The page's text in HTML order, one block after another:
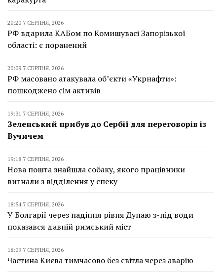
20:20 7 СЕРПНЯ, 2026
РФ вдарила КАБом по Комишувасі Запорізької
області: є поранений
20:09 7 СЕРПНЯ, 2026
РФ масовано атакувала об’єкти «Укрнафти»:
пошкоджено сім активів
19:31 7 СЕРПНЯ, 2026
Зеленський прибув до Сербії для переговорів із
Вучичем
19:18 7 СЕРПНЯ, 2026
Нова пошта знайшла собаку, якого працівники
вигнали з відділення у спеку
18:54 7 СЕРПНЯ, 2026
У Болгарії через падіння рівня Дунаю з-під води
показався давній римський міст
18:09 7 СЕРПНЯ, 2026
Частина Києва тимчасово без світла через аварію